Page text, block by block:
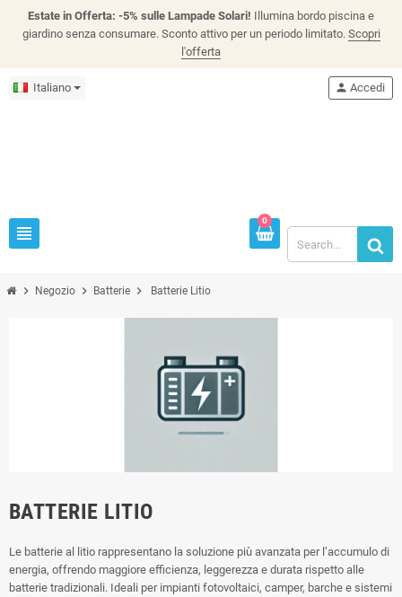
Estate in Offerta: -5% sulle Lampade Solari! Illumina bordo piscina e
giardino senza consumare. Sconto attivo per un periodo limitato. Scopri
l'offerta
Italiano
view_headline
person Accedi
0
chevron_right Negozio chevron_right Batterie chevron_right Batterie Litio
BATTERIE LITIO
Le batterie al litio rappresentano la soluzione più avanzata per l’accumulo di
energia, offrendo maggiore efficienza, leggerezza e durata rispetto alle
batterie tradizionali. Ideali per impianti fotovoltaici, camper, barche e sistemi